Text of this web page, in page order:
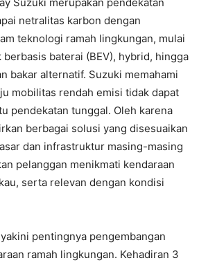
netralitas karbon dengan
teknologi ramah lingkungan, mulai
baterai (BEV), hybrid, hingga
bakar alternatif. Suzuki memahami
mobilitas rendah emisi tidak dapat
pendekatan tunggal. Oleh karena
berbagai solusi yang disesuaikan
dan infrastruktur masing-masing
pelanggan menikmati kendaraan
serta relevan dengan kondisi
pentingnya pengembangan
ramah lingkungan. Kehadiran 3